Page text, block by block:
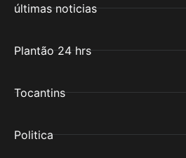
últimas noticias
Plantão 24 hrs
Tocantins
Politica